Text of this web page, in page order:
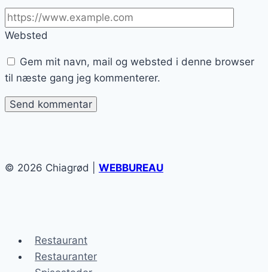
Websted
Gem mit navn, mail og websted i denne browser
til næste gang jeg kommenterer.
© 2026 Chiagrød | WEBBUREAU
Restaurant
Restauranter